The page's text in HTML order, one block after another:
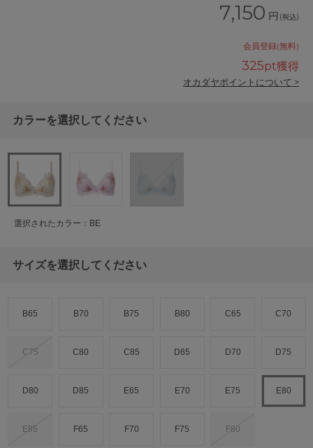
7,150 円 (税込)
会員登録(無料)
325pt獲得
オカダヤポイントについて >
カラーを選択してください
選択されたカラー：BE
サイズを選択してください
B65 B70 B75 B80 C65 C70
C75 C80 C85 D65 D70 D75
D80 D85 E65 E70 E75 E80
E85 F65 F70 F75 F80